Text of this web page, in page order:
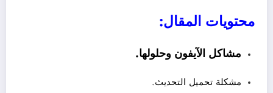
محتويات المقال:
مشاكل الآيفون وحلولها.
مشكلة تحميل التحديث.